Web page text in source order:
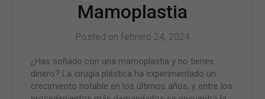
Mamoplastia
Posted on febrero 24, 2024
¿Has soñado con una mamoplastia y no tienes
dinero? La cirugía plástica ha experimentado un
crecimiento notable en los últimos años, y entre los